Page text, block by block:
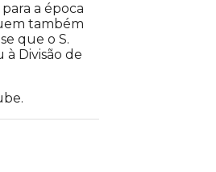
a época
também
que o S.
à Divisão de